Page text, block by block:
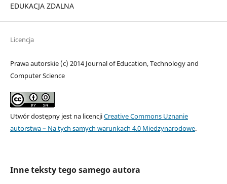
EDUKACJA ZDALNA
Licencja
Prawa autorskie (c) 2014 Journal of Education, Technology and
Computer Science
Utwór dostępny jest na licencjiCreative Commons Uznanie
autorstwa – Na tych samych warunkach 4.0 Miedzynarodowe.
Inne teksty tego samego autora